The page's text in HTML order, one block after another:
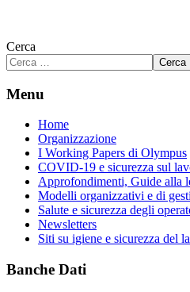
Cerca
Cerca
Menu
Home
Organizzazione
I Working Papers di Olympus
COVID-19 e sicurezza sul
Approfondimenti, Guide alla
Modelli organizzativi e di
Salute e sicurezza degli
Newsletters
Siti su igiene e sicurezza del
Banche Dati